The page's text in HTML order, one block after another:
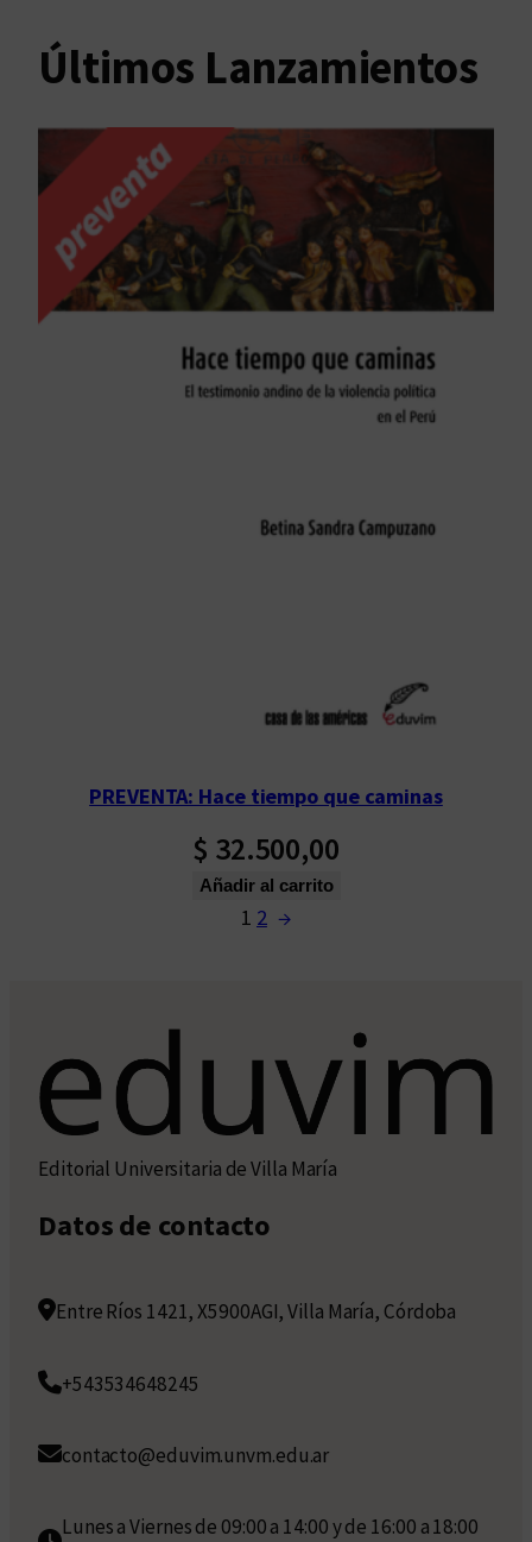
Últimos Lanzamientos
PREVENTA: Hace tiempo que caminas
$ 32.500,00
Añadir al carrito
1 2 →
Editorial Universitaria de Villa María
Datos de contacto
Entre Ríos 1421, X5900AGI, Villa María, Córdoba
+543534648245
contacto@eduvim.unvm.edu.ar
Lunes a Viernes de 09:00 a 14:00 y de 16:00 a 18:00